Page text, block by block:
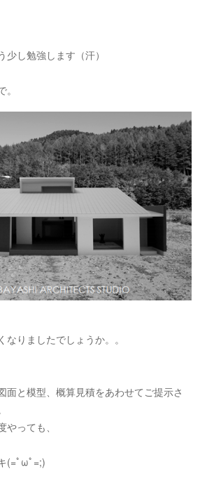
し勉強します（汗）
なりましたでしょうか。。
面と模型、概算見積をあわせてご提示さ
っても、
(=ﾟωﾟ=;)